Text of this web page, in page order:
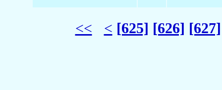
<< < [625] [626] [627]